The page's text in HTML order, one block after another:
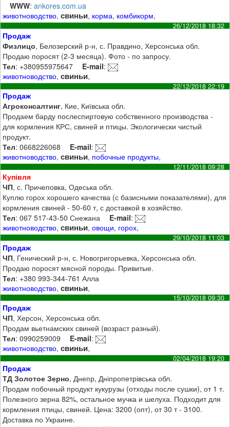
WWW:ankores.com.ua
животноводство,свиньи, корма, комбикорм,
26/12/2018 18:32
Продаж
Физлицо, Белозерский р-н, с. Правдино, Херсонська обл.
Продаю поросят (2-3 месяца). Фото - по запросу.
Тел: +380955975647 E-mail:
животноводство,свиньи,
22/12/2018 22:19
Продаж
Агроконсалтинг, Кие, Київська обл.
Продаем барду послеспиртовую собственного производства -
для кормления КРС, свиней и птицы. Экологически чистый
продукт.
Тел: 0668226068 E-mail:
животноводство,свиньи, побочные продукты,
12/11/2018 09:28
Купівля
ЧП, с. Причеповка, Одеська обл.
Куплю горох хорошего качества (с базисными показателями), для
кормления свиней - 50-60 т, с доставкой в хозяйство.
Тел: 067 517-43-50 Снежана E-mail:
животноводство,свиньи,овощи, горох,
29/10/2018 11:03
Продаж
ЧП, Генический р-н, с. Новогригорьевка, Херсонська обл.
Продаю поросят мясной породы. Привитые.
Тел: +380 993-344-761 Алла
животноводство,свиньи,
15/10/2018 09:30
Продаж
ЧП, Херсон, Херсонська обл.
Продам вьетнамских свиней (возраст разный).
Тел: 0990259009 E-mail:
животноводство,свиньи,
02/04/2018 19:20
Продаж
ТД Золотое Зерно, Днепр, Дніпропетрівська обл.
Продам побочный продукт кукурузы (отходы после сушки), от 1 т.
Полезного зерна 82%, остальное мучка и шелуха. Подходит для
кормления птицы, свиней. Цена: 3200 (опт), от 30 т - 3100.
Доставка по Украине.